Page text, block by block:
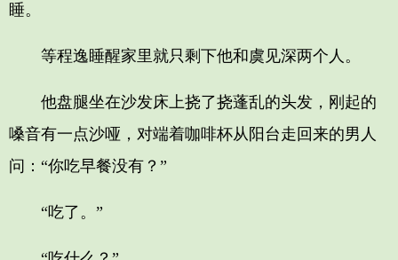
睡。
等程逸睡醒家里就只剩下他和虞见深两个人。
他盘腿坐在沙发床上挠了挠蓬乱的头发，刚起的
嗓音有一点沙哑，对端着咖啡杯从阳台走回来的男人
问：“你吃早餐没有？”
“吃了。”